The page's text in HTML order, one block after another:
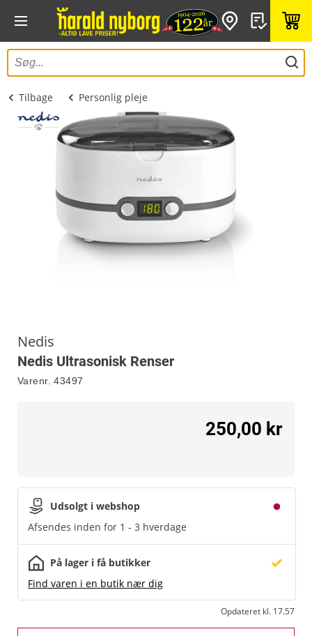
Tilbage Personlig pleje
Nedis
Nedis Ultrasonisk Renser
Varenr. 43497
Udsolgt i webshop
Afsendes inden for 1 - 3 hverdage
På lager i få butikker
Find varen i en butik nær dig
Opdateret kl. 17.57
250,00 kr